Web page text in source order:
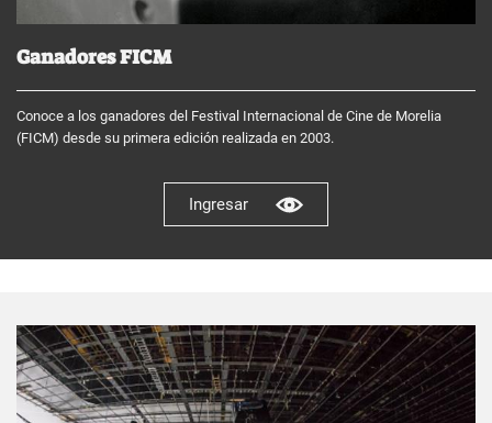
Ganadores FICM
Conoce a los ganadores del Festival Internacional de Cine de Morelia
(FICM) desde su primera edición realizada en 2003.
Ingresar